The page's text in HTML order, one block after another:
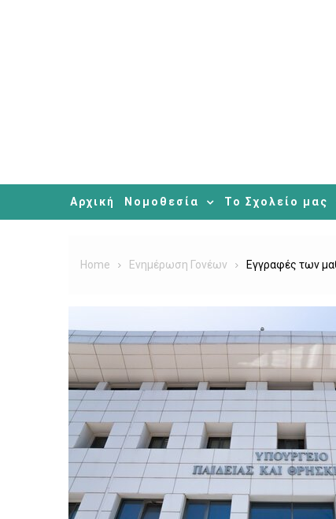
Αρχική Νομοθεσία Το Σχολείο μας
Home Ενημέρωση Γονέων Εγγραφές των